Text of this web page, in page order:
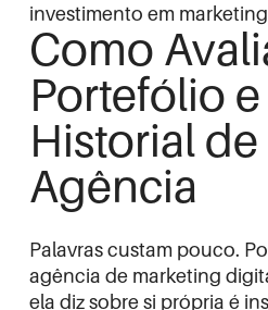
investimento em
Como
Portefólio
Historial
Agência
Palavras custam pouco.
agência de marketing
ela diz sobre si própria é